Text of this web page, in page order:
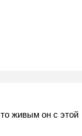
живым он с этой